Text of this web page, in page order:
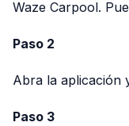
Waze Carpool.
Paso 2
Abra la aplicación
Paso 3